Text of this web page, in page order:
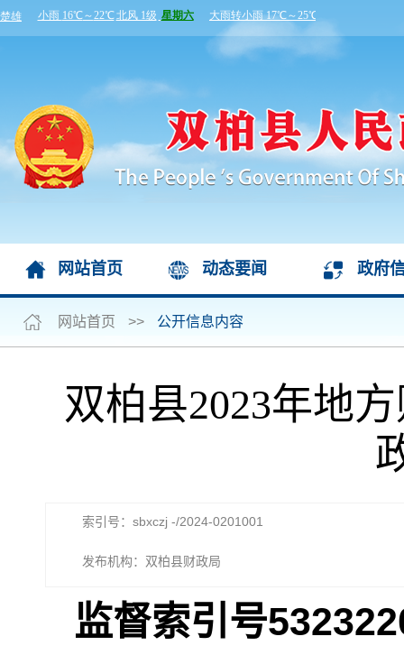
网站首页 动态要闻 政府
网站首页 >> 公开信息内容
双柏县2023年地
索引号：sbxczj -/2024-0201001
发布机构：双柏县财政局
监督索引号